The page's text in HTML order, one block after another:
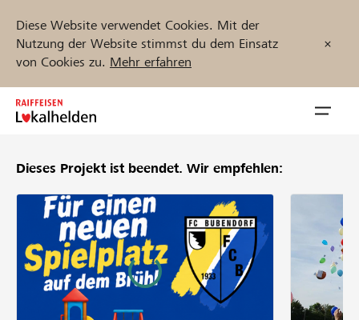
Diese Website verwendet Cookies. Mit der
Nutzung der Website stimmst du dem Einsatz
von Cookies zu. Mehr erfahren
Zum
Inhalt
Unterstützen
Projekte und Organisationen finden
Dieses Projekt ist beendet. Wir empfehlen: